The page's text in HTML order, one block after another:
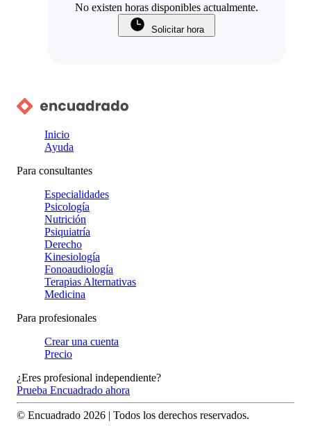
No existen horas disponibles actualmente.
Solicitar hora
Inicio
Ayuda
Para consultantes
Especialidades
Psicología
Nutrición
Psiquiatría
Derecho
Kinesiología
Fonoaudiología
Terapias Alternativas
Medicina
Para profesionales
Crear una cuenta
Precio
¿Eres profesional independiente?
Prueba Encuadrado ahora
© Encuadrado 2026 | Todos los derechos reservados.